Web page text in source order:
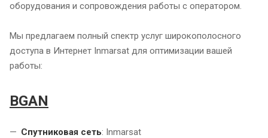
оборудования и сопровождения работы с оператором.
Мы предлагаем полный спектр услуг широкополосного
доступа в Интернет Inmarsat для оптимизации вашей
работы:
BGAN
Спутниковая сеть: Inmarsat